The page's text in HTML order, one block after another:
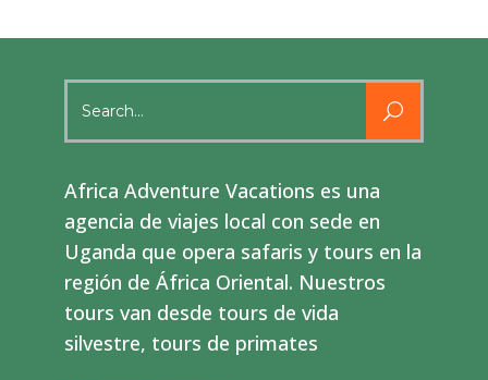
for:
Africa Adventure Vacations es una
agencia de viajes local con sede en
Uganda que opera safaris y tours en la
región de África Oriental. Nuestros
tours van desde tours de vida
silvestre, tours de primates